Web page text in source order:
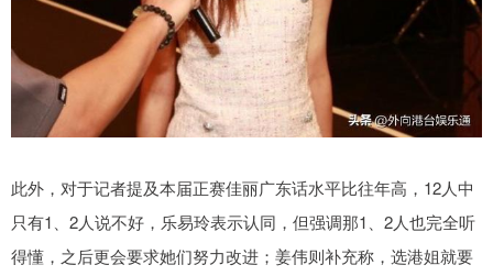
此外，对于记者提及本届正赛佳丽广东话水平比往年高，12人中
只有1、2人说不好，乐易玲表示认同，但强调那1、2人也完全听
得懂，之后更会要求她们努力改进；姜伟则补充称，选港姐就要